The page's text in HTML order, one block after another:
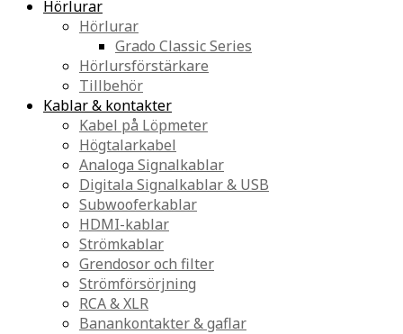
Hörlurar
Hörlurar
Grado Classic Series
Hörlursförstärkare
Tillbehör
Kablar & kontakter
Kabel på Löpmeter
Högtalarkabel
Analoga Signalkablar
Digitala Signalkablar & USB
Subwooferkablar
HDMI-kablar
Strömkablar
Grendosor och filter
Strömförsörjning
RCA & XLR
Banankontakter & gaflar